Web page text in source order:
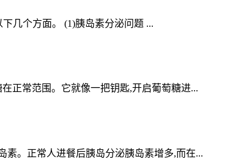
几个方面。 (1)胰岛素分泌问题 ...
正常范围。它就像一把钥匙,开启葡萄糖进...
。正常人进餐后胰岛分泌胰岛素增多,而在...